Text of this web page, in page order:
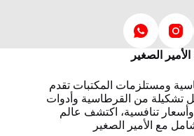
الصغير
ومستلزمات المكتبات تقدم
تشكيلة من القرطاسية وأدوات
وأسعار تنافسية، اكتشف عالم
مع الأمير الصغير